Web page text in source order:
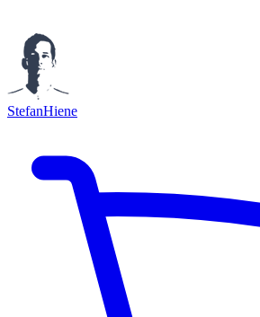
StefanHiene